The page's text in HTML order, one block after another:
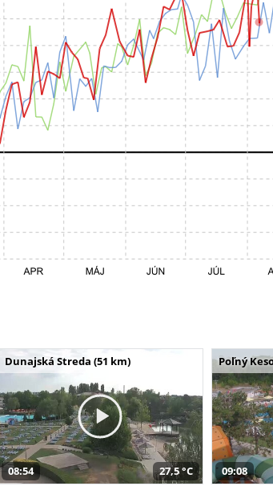
Dunajská Streda (51 km)
08:54 27,5 °C
Poľný
09:08